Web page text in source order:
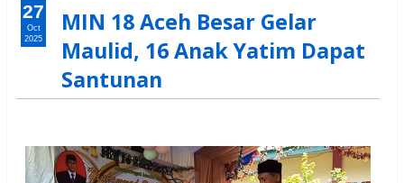
MIN 18 Aceh Besar Gelar
Maulid, 16 Anak Yatim Dapat
Santunan
27
Oct
2025